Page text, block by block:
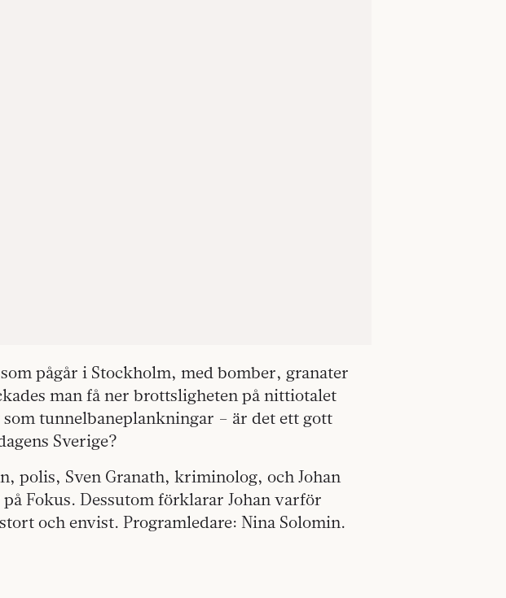
pågår i Stockholm, med bomber, granater
man få ner brottsligheten på nittiotalet
tunnelbaneplankningar – är det ett gott
Sverige?
polis, Sven Granath, kriminolog, och Johan
Fokus. Dessutom förklarar Johan varför
och envist. Programledare: Nina Solomin.